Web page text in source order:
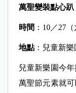
萬聖變裝點心
時間 ：10／27
地點：兒童新樂
兒童新樂園今
萬聖節元素就可